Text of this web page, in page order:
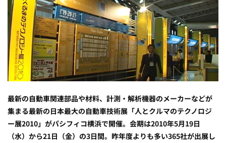
最新の自動車関連部品や材料、計測・解析機器のメーカーなどが
集まる最新の日本最大の自動車技術展「人とクルマのテクノロジ
ー展2010」がパシフィコ横浜で開催。会期は2010年5月19日
（水）から21日（金）の3日間。昨年度よりも多い365社が出展し